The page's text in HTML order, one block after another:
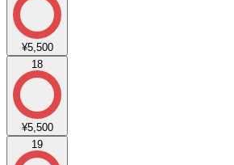
¥5,500
18
¥5,500
19